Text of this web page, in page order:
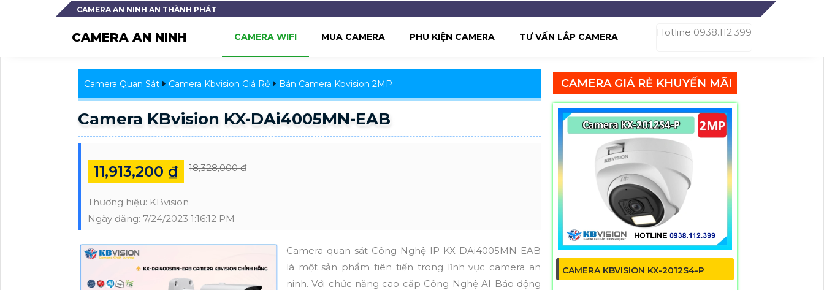
CAMERA AN NINH AN THÀNH PHÁT
CAMERA AN NINH Hotline 0938.112.399
CAMERA WIFI MUA CAMERA PHU KIỆN CAMERA TƯ VẤN LẮP CAMERA
Camera Quan Sát Camera Kbvision Giá Rẻ Bán Camera Kbvision 2MP
Camera KBvision KX-DAi4005MN-EAB
11,913,200 ₫ 18,328,000 ₫
Thương hiệu: KBvision
Ngày đăng: 7/24/2023 1:16:12 PM
Camera quan sát Công Nghệ IP KX-DAi4005MN-EAB
là một sản phẩm tiên tiến trong lĩnh vực camera an
ninh. Với chức năng cao cấp Công Nghệ AI Báo động
CAMERA GIÁ RẺ KHUYẾN MÃI
CAMERA KBVISION KX-2012S4-P